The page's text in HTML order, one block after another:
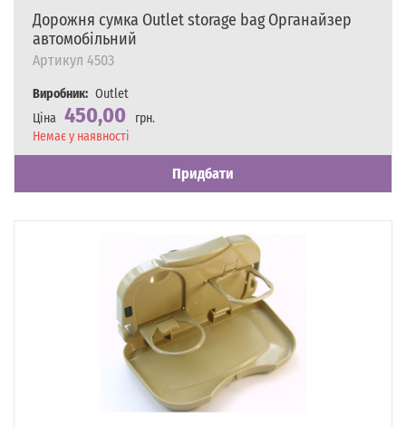
Дорожня сумка Outlet storage bag Органайзер
автомобільний
Артикул 4503
Виробник: Outlet
Ціна 450,00
грн.
Наявність
Немає у наявності
Придбати